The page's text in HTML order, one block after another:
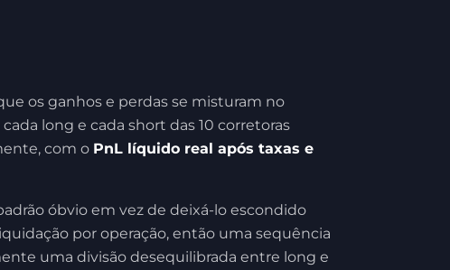
os ganhos e perdas se misturam no
long e cada short das 10 corretoras
com o PnL líquido real após taxas e
óbvio em vez de deixá-lo escondido
por operação, então uma sequência
uma divisão desequilibrada entre long e